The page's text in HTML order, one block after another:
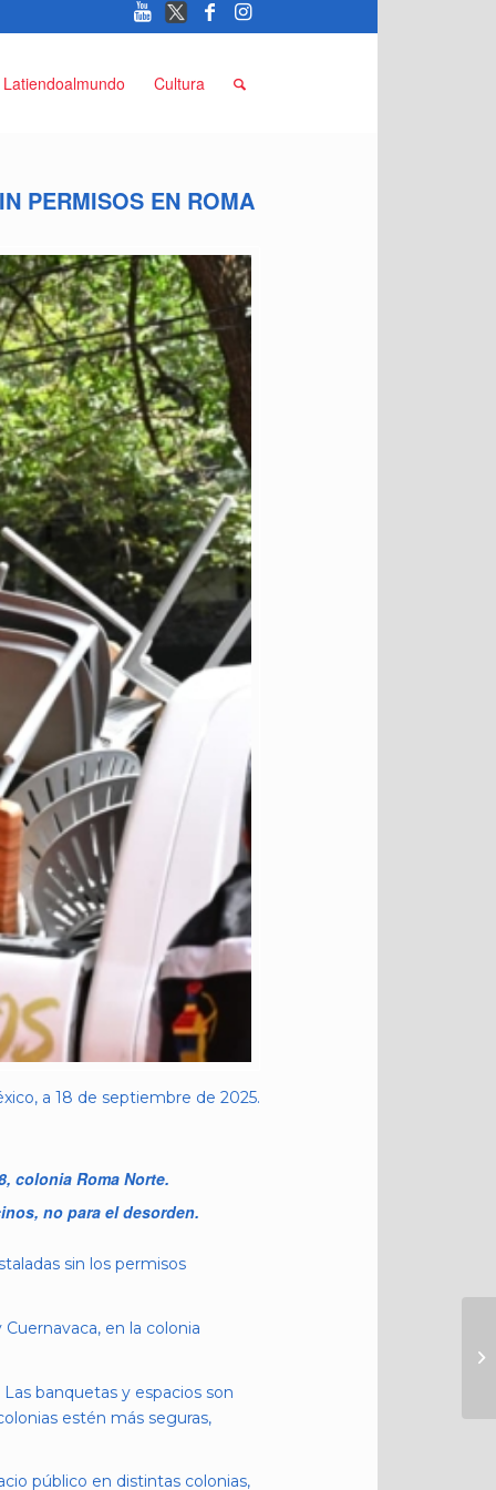
Latiendoalmundo Cultura
PERMISOS EN ROMA
a 18 de septiembre de 2025.
colonia Roma Norte.
no para el desorden.
sin los permisos
en la colonia
banquetas y espacios son
estén más seguras,
público en distintas colonias,